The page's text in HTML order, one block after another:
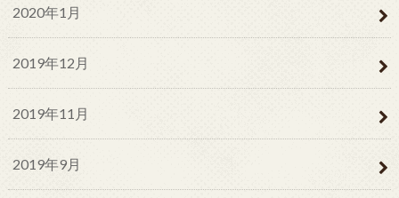
2020年1月
2019年12月
2019年11月
2019年9月